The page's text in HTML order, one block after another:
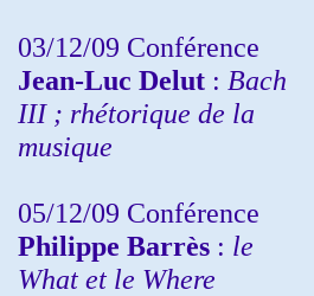
03/12/09 Conférence
Jean-Luc Delut : Bach
III ; rhétorique de la
musique
05/12/09 Conférence
Philippe Barrès : le
What et le Where